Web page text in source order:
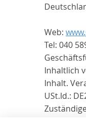
Web:
Tel: 040
Inhaltlich
Inhalt.
USt.Id.: